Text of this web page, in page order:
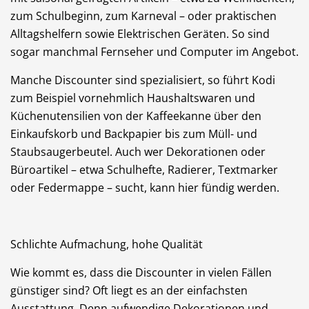
zum Schulbeginn, zum Karneval – oder praktischen
Alltagshelfern sowie Elektrischen Geräten. So sind
sogar manchmal Fernseher und Computer im Angebot.
Manche Discounter sind spezialisiert, so führt Kodi
zum Beispiel vornehmlich Haushaltswaren und
Küchenutensilien von der Kaffeekanne über den
Einkaufskorb und Backpapier bis zum Müll- und
Staubsaugerbeutel. Auch wer Dekorationen oder
Büroartikel – etwa Schulhefte, Radierer, Textmarker
oder Federmappe – sucht, kann hier fündig werden.
Schlichte Aufmachung, hohe Qualität
Wie kommt es, dass die Discounter in vielen Fällen
günstiger sind? Oft liegt es an der einfachsten